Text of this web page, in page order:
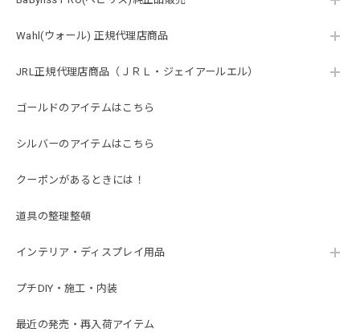
Wahl(ウォール) 正規代理店商品
JRL正規代理店商品（ＪＲＬ・ジェイアールエル）
ゴールドのアイテムはこちら
シルバーのアイテムはこちら
クーポンがあるときには！
道具の整理整頓
インテリア・ディスプレイ用品
プチDIY・施工・内装
最近の発売・再入荷アイテム